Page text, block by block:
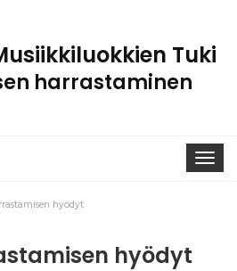
Tuki
harrastaminen
Toggle
hyödyt
hyödyt